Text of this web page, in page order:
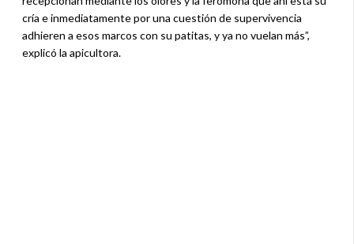
cría e inmediatamente por una cuestión de supervivencia
adhieren a esos marcos con su patitas, y ya no vuelan más”,
explicó la apicultora.